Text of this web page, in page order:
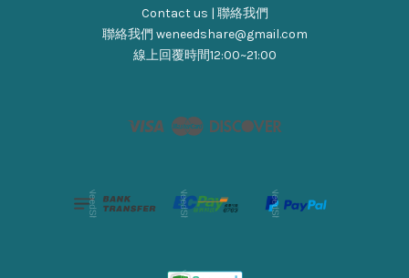
Contact us | 聯絡我們
聯絡我們 weneedshare@gmail.com
線上回覆時間12:00~21:00
Visa Master